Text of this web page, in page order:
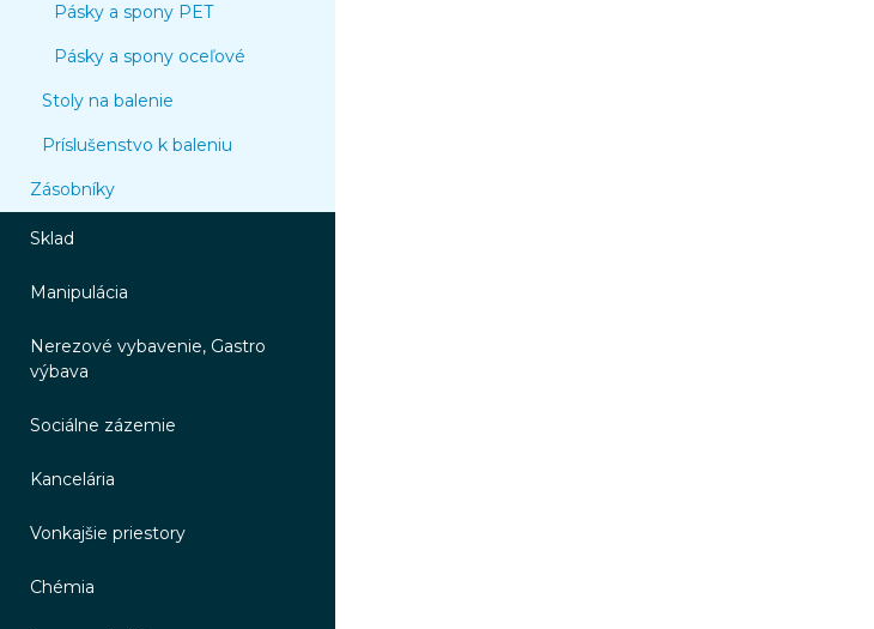
Pásky a spony PET
Pásky a spony oceľové
Stoly na balenie
Príslušenstvo k baleniu
Zásobníky
Sklad
Manipulácia
Nerezové vybavenie, Gastro
výbava
Sociálne zázemie
Kancelária
Vonkajšie priestory
Chémia